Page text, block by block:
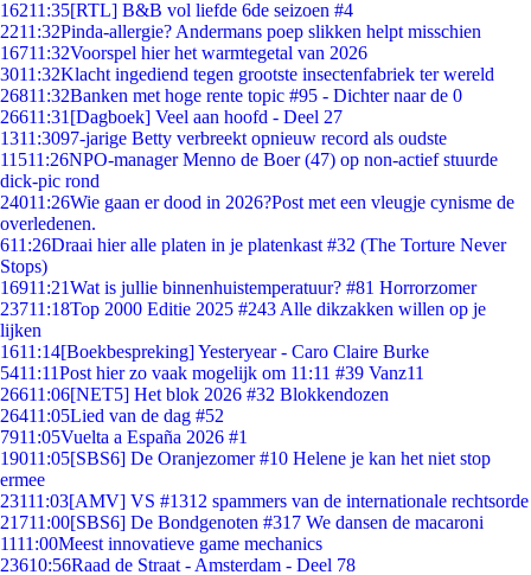
16211:35[RTL] B&B vol liefde 6de seizoen #4
2211:32Pinda-allergie? Andermans poep slikken helpt misschien
16711:32Voorspel hier het warmtegetal van 2026
3011:32Klacht ingediend tegen grootste insectenfabriek ter wereld
26811:32Banken met hoge rente topic #95 - Dichter naar de 0
26611:31 [Dagboek] Veel aan hoofd - Deel 27
1311:3097-jarige Betty verbreekt opnieuw record als oudste
11511:26NPO-manager Menno de Boer (47) op non-actief stuurde
dick-pic rond
24011:26Wie gaan er dood in 2026?Post met een vleugje cynisme de
overledenen.
611:26Draai hier alle platen in je platenkast #32 (The Torture Never
Stops)
16911:21Wat is jullie binnenhuistemperatuur? #81 Horrorzomer
23711:18Top 2000 Editie 2025 #243 Alle dikzakken willen op je
lijken
1611:14[Boekbespreking] Yesteryear - Caro Claire Burke
5411:11Post hier zo vaak mogelijk om 11:11 #39 Vanz11
26611:06[NET5] Het blok 2026 #32 Blokkendozen
26411:05Lied van de dag #52
7911:05Vuelta a España 2026 #1
19011:05[SBS6] De Oranjezomer #10 Helene je kan het niet stop
ermee
23111:03[AMV] VS #1312 spammers van de internationale rechtsorde
21711:00[SBS6] De Bondgenoten #317 We dansen de macaroni
1111:00Meest innovatieve game mechanics
23610:56Raad de Straat - Amsterdam - Deel 78